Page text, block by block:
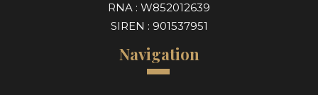
RNA : W852012639
SIREN : 901537951
Navigation